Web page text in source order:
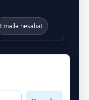
Emailə hesabat